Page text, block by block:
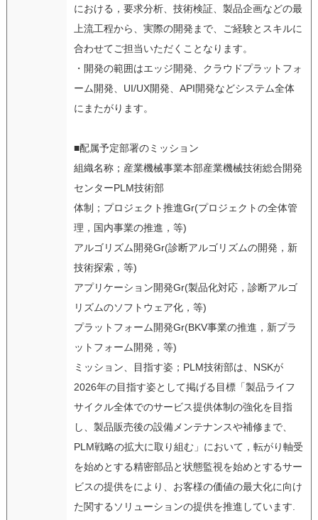
における，要求分析、技術検証、製品企画などの最
上流工程から、実際の開発まで、ご経験とスキルに
合わせてご担当いただくことなります。
・開発の範囲はエッジ開発、クラウドプラットフォ
ーム開発、UI/UX開発、API開発などシステム全体
にまたがります。
■配属予定部署のミッション
組織名称；産業機械事業本部産業機械技術総合開発
センターPLM技術部
体制；プロジェクト推進Gr(プロジェクトの全体管
理，国内事業の推進，等)
アルゴリズム開発Gr(診断アルゴリズムの開発，新
技術探索，等)
アプリケーション開発Gr(製品化対応，診断アルゴ
リズムのソフトウェア化，等)
プラットフォーム開発Gr(BKV事業の推進，新プラ
ットフォーム開発，等)
ミッション、目指す姿；PLM技術部は、NSKが
2026年の目指す姿として掲げる目標「製品ライフ
サイクル全体でのサービス提供体制の強化を目指
し、製品販売後の設備メンテナンスや補修まで、
PLM戦略の拡大に取り組む」において，転がり軸受
を始めとする精密部品と状態監視を始めとするサー
ビスの提供をにより、お客様の価値の最大化に向け
た関するソリューションの提供を推進しています.